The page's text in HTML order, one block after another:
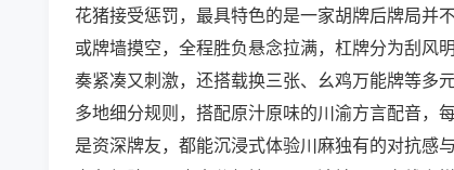
花猪接受惩罚，最具特色的是一家胡牌后牌局并
或牌墙摸空，全程胜负悬念拉满，杠牌分为刮风
奏紧凑又刺激，还搭载换三张、幺鸡万能牌等多
多地细分规则，搭配原汁原味的川渝方言配音，
是资深牌友，都能沉浸式体验川麻独有的对抗感